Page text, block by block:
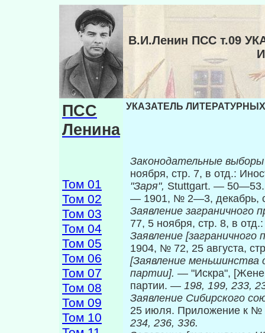
В.И.Ленин ПСС т.09
ПСС
Ленина
Том 01
Том 02
Том 03
Том 04
Том 05
Том 06
Том 07
Том 08
Том 09
Том 10
УКАЗАТЕЛЬ
Законодательные
ноября, стр. 7, в отд.:
"Заря", Stuttgart. — 50—53.
— 1901, № 2—3, декабрь,
Заявление заграничного
77, 5 ноября, стр. 8, в
Заявление
1904, № 72, 25 августа,
[Заявление меньшинства
партии]. — "Искра",
партии. — 198, 199, 233,
Заявление Сибирского
25 июля. Приложение к №
234, 236, 336.